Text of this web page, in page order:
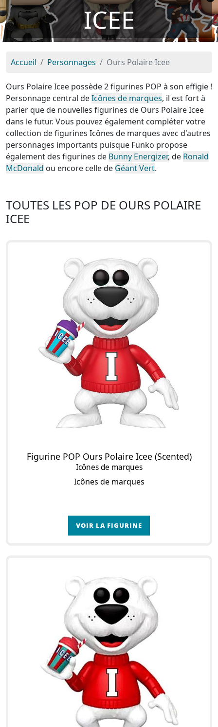
ICEE
Accueil Personnages Ours Polaire Icee
Ours Polaire Icee possède 2 figurines POP à son effigie !
Personnage central deIcônes de marques, il est fort à
parier que de nouvelles figurines de Ours Polaire Icee
dans le futur. Vous pouvez également compléter votre
collection de figurines Icônes de marques avec d'autres
personnages importants puisque Funko propose
également des figurines de Bunny Energizer, de Ronald
McDonald ou encore celle de Géant Vert.
TOUTES LES POP DE OURS POLAIRE
ICEE
Figurine POP Ours Polaire Icee (Scented)
Icônes de marques
Icônes de marques
VOIR LA FIGURINE